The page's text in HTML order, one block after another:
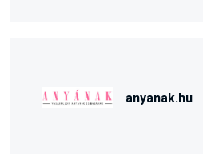
anyanak.hu